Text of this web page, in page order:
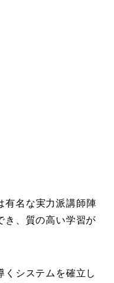
有名な実力派講師陣
き、質の高い学習が
くシステムを確立し